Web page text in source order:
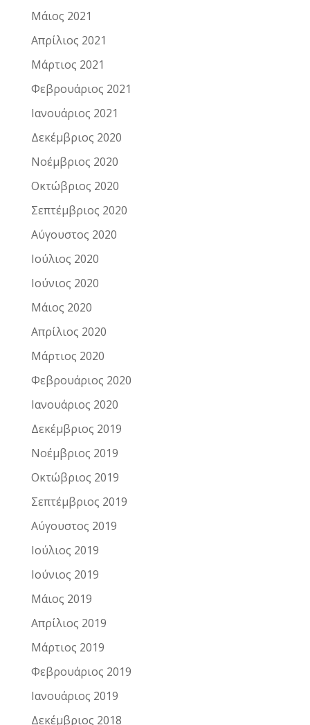
Μάιος 2021
Απρίλιος 2021
Μάρτιος 2021
Φεβρουάριος 2021
Ιανουάριος 2021
Δεκέμβριος 2020
Νοέμβριος 2020
Οκτώβριος 2020
Σεπτέμβριος 2020
Αύγουστος 2020
Ιούλιος 2020
Ιούνιος 2020
Μάιος 2020
Απρίλιος 2020
Μάρτιος 2020
Φεβρουάριος 2020
Ιανουάριος 2020
Δεκέμβριος 2019
Νοέμβριος 2019
Οκτώβριος 2019
Σεπτέμβριος 2019
Αύγουστος 2019
Ιούλιος 2019
Ιούνιος 2019
Μάιος 2019
Απρίλιος 2019
Μάρτιος 2019
Φεβρουάριος 2019
Ιανουάριος 2019
Δεκέμβριος 2018